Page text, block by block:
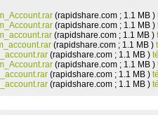
(rapidshare.com ; 1.1 MB )
(rapidshare.com ; 1.1 MB )
(rapidshare.com ; 1.1 MB )
(rapidshare.com ; 1.1 MB )
(rapidshare.com ; 1.1 MB )
(rapidshare.com ; 1.1 MB )
(rapidshare.com ; 1.1 MB )
(rapidshare.com ; 1.1 MB )